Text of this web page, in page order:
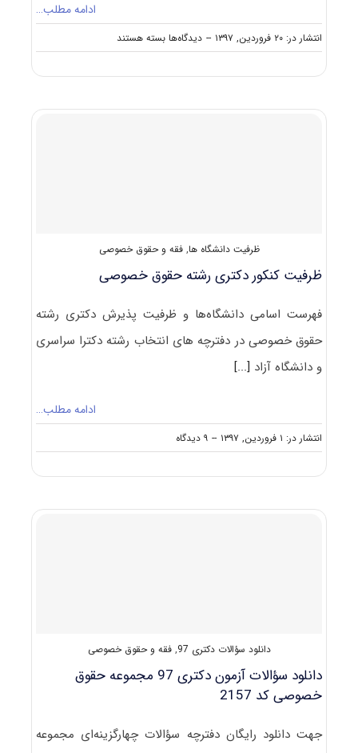
ادامه مطلب…
انتشار در: ۲۰ فروردین, ۱۳۹۷ -- دیدگاه‌ها برای
سرفصل
دروس
بسته هستند
ظرفیت دانشگاه ها,فقه و حقوق خصوصی
ظرفیت کنکور دکتری رشته ﺣﻘﻮق ﺧﺼﻮصی
فهرست اسامی دانشگاه‌ها و ظرفیت پذیرش دکتری رشته
ﺣﻘﻮق ﺧﺼﻮصی در دفترچه های انتخاب رشته دکترا سراسری
و دانشگاه آزاد [...]
ادامه مطلب…
انتشار در: ۱ فروردین, ۱۳۹۷ -- ۹ دیدگاه
on
ظرفیت
ﺣﻘﻮق
دانلود سؤالات دکتری 97 ,فقه و حقوق خصوصی
دانلود سؤالات آزمون دکتری 97 مجموعه حقوق
خصوصی کد 2157
جهت دانلود رایگان دفترچه سؤالات چهارگزینه‌ای مجموعه